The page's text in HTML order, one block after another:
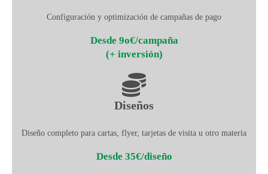
Configuración y optimización de campañas de pago
Desde 9o€/campaña
(+ inversión)
Diseños
Diseño completo para cartas, flyer, tarjetas de visita u otro materia
Desde 35€/diseño